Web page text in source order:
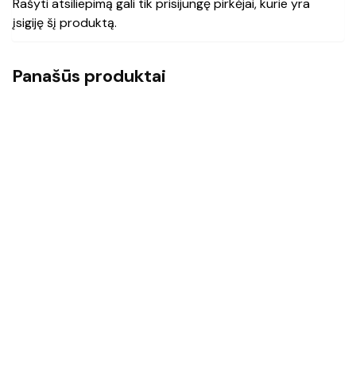
Rašyti atsiliepimą gali tik prisijungę pirkėjai, kurie yra
įsigiję šį produktą.
Panašūs produktai